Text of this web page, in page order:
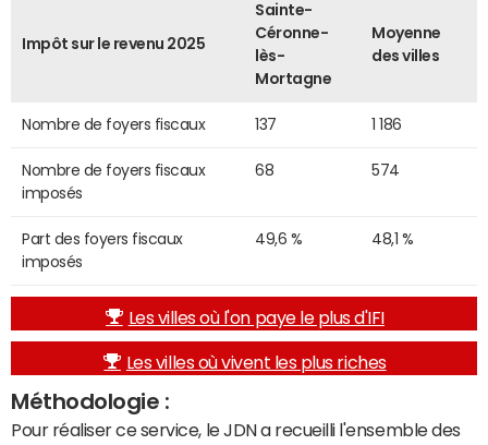
Impôt sur le revenu 2025
Sainte-
Céronne-
lès-
Mortagne
Moyenne
des villes
Nombre de foyers fiscaux 137 1 186
Nombre de foyers fiscaux
imposés
68 574
Part des foyers fiscaux
imposés
49,6 % 48,1 %
Les villes où l'on paye le plus d'IFI
Les villes où vivent les plus riches
Méthodologie :
Pour réaliser ce service, le JDN a recueilli l'ensemble des